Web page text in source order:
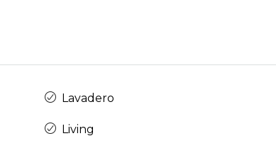
Lavadero
Living